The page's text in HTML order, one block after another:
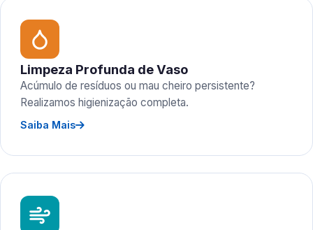
Limpeza Profunda de Vaso
Acúmulo de resíduos ou mau cheiro persistente?
Realizamos higienização completa.
Saiba Mais